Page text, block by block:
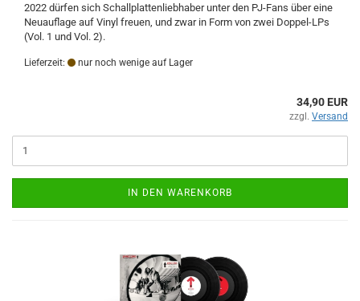
2022 dürfen sich Schallplattenliebhaber unter den PJ-Fans über eine
Neuauflage auf Vinyl freuen, und zwar in Form von zwei Doppel-LPs
(Vol. 1 und Vol. 2).
Lieferzeit: nur noch wenige auf Lager
34,90 EUR
zzgl. Versand
IN DEN WARENKORB